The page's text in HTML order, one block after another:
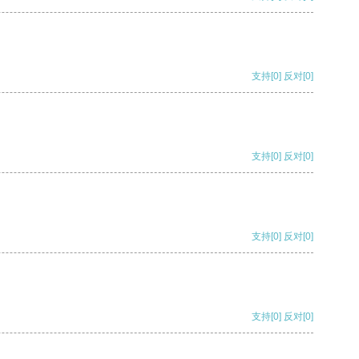
支持[0] 反对[0]
支持[0] 反对[0]
支持[0] 反对[0]
支持[0] 反对[0]